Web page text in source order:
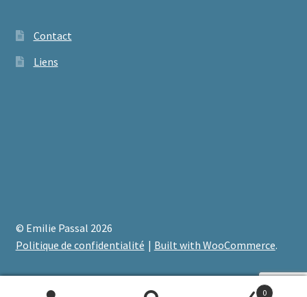
Contact
Liens
© Emilie Passal 2026
Politique de confidentialité
Built with WooCommerce.
0